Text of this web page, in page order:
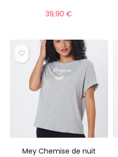
39,90€
Mey Chemise de nuit